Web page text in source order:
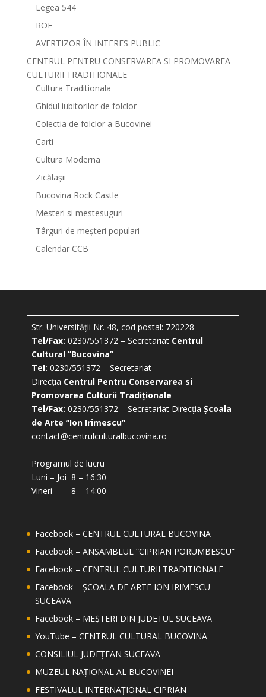
Legea 544
ROF
AVERTIZOR ÎN INTERES PUBLIC
CENTRUL PENTRU CONSERVAREA SI PROMOVAREA
CULTURII TRADITIONALE
Cultura Traditionala
Ghidul iubitorilor de folclor
Colectia de folclor a Bucovinei
Carti
Cultura Moderna
Zicălașii
Bucovina Rock Castle
Mesteri si mestesuguri
Târguri de meșteri populari
Calendar CCB
Str. Universității Nr. 48, cod postal: 720228
Tel/Fax: 0230/551372 – Secretariat Centrul
Cultural ”Bucovina”
Tel: 0230/551372 – Secretariat
Direcția Centrul Pentru Conservarea si
Promovarea Culturii Tradiționale
Tel/Fax: 0230/551372 – Secretariat Direcția Școala
de Arte “Ion Irimescu”
contact@centrulculturalbucovina.ro
Programul de lucru
Luni – Joi 8 – 16:30
Vineri 8 – 14:00
Facebook – CENTRUL CULTURAL BUCOVINA
Facebook – ANSAMBLUL “CIPRIAN PORUMBESCU”
Facebook – CENTRUL CULTURII TRADITIONALE
Facebook – ȘCOALA DE ARTE ION IRIMESCU
SUCEAVA
Facebook – MEȘTERI DIN JUDETUL SUCEAVA
YouTube – CENTRUL CULTURAL BUCOVINA
CONSILIUL JUDEȚEAN SUCEAVA
MUZEUL NAȚIONAL AL BUCOVINEI
FESTIVALUL INTERNAȚIONAL CIPRIAN